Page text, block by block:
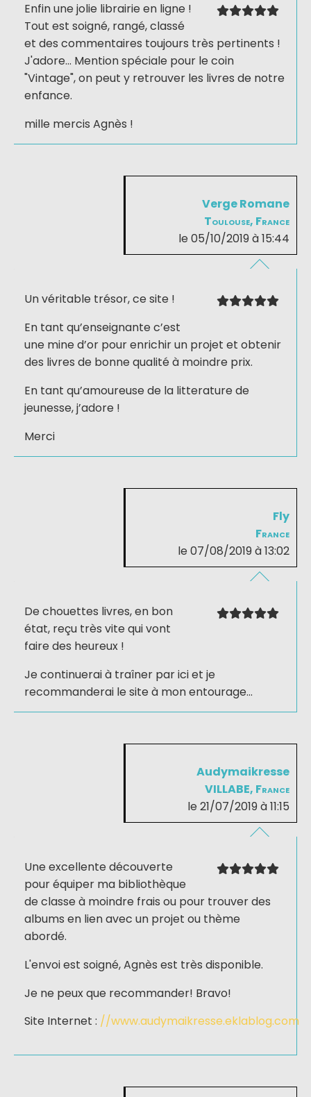
Enfin une jolie librairie en ligne !
Tout est soigné, rangé, classé
et des commentaires toujours très pertinents !
J'adore... Mention spéciale pour le coin
"Vintage", on peut y retrouver les livres de notre
enfance.
mille mercis Agnès !
Verge Romane
Toulouse, France
le 05/10/2019 à 15:44
Un véritable trésor, ce site !
En tant qu’enseignante c’est
une mine d’or pour enrichir un projet et obtenir
des livres de bonne qualité à moindre prix.
En tant qu’amoureuse de la litterature de
jeunesse, j’adore !
Merci
Fly
France
le 07/08/2019 à 13:02
De chouettes livres, en bon
état, reçu très vite qui vont
faire des heureux !
Je continuerai à traîner par ici et je
recommanderai le site à mon entourage...
Audymaikresse
VILLABE, France
le 21/07/2019 à 11:15
Une excellente découverte
pour équiper ma bibliothèque
de classe à moindre frais ou pour trouver des
albums en lien avec un projet ou thème
abordé.
L'envoi est soigné, Agnès est très disponible.
Je ne peux que recommander! Bravo!
Site Internet : //www.audymaikresse.eklablog.com